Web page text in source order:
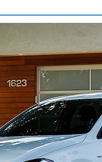
Turismo Varios
puede pasar con
si permanece
días sin usar?